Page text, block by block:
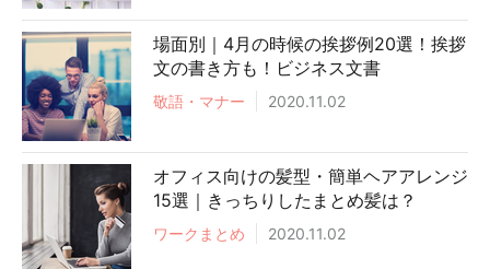
場面別｜4月の時候の挨拶例20選！挨拶
文の書き方も！ビジネス文書
敬語・マナー 2020.11.02
オフィス向けの髪型・簡単ヘアアレンジ
15選｜きっちりしたまとめ髪は？
ワークまとめ 2020.11.02